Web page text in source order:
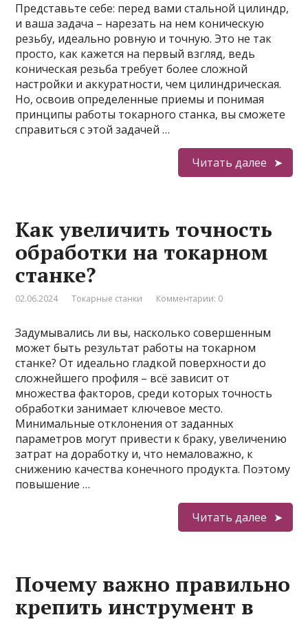
Представьте себе: перед вами стальной цилиндр,
и ваша задача – нарезать на нем коническую
резьбу, идеально ровную и точную. Это не так
просто, как кажется на первый взгляд, ведь
коническая резьба требует более сложной
настройки и аккуратности, чем цилиндрическая.
Но, освоив определенные приемы и понимая
принципы работы токарного станка, вы сможете
справиться с этой задачей …
Читать далее
Как увеличить точность
обработки на токарном
станке?
02.06.2024 Токарные станки Комментарии: 0
Задумывались ли вы, насколько совершенным
может быть результат работы на токарном
станке? От идеально гладкой поверхности до
сложнейшего профиля – всё зависит от
множества факторов, среди которых точность
обработки занимает ключевое место.
Минимальные отклонения от заданных
параметров могут привести к браку, увеличению
затрат на доработку и, что немаловажно, к
снижению качества конечного продукта. Поэтому
повышение …
Читать далее
Почему важно правильно
крепить инструмент в